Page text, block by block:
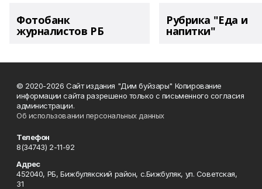
Фотобанк
журналистов РБ
Рубрика "Еда и
напитки"
© 2020-2026 Сайт издания "Дим буйзары" Копирование
информации сайта разрешено только с письменного согласия
администрации.
Об использовании персональных данных
Телефон
8(34743) 2-11-92
Адрес
452040, РБ, Бижбулякский район, с.Бижбуляк, ул. Советская,
31